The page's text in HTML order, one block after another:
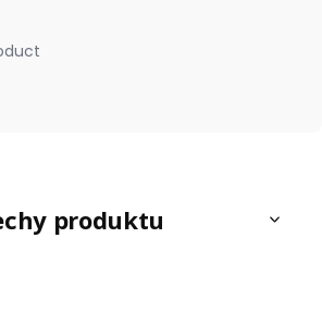
produktu